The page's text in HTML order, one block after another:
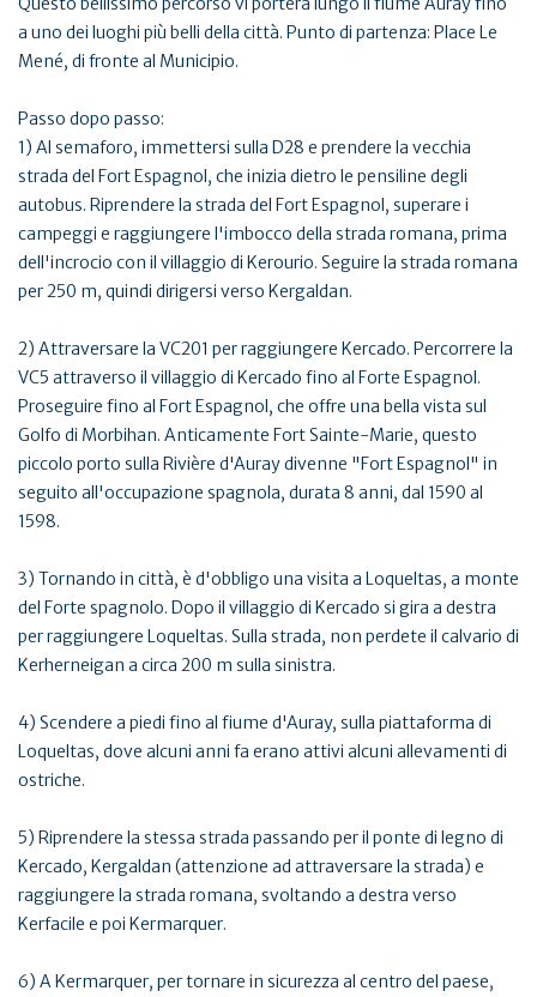
a uno dei luoghi più belli della città. Punto di partenza: Place Le
Mené, di fronte al Municipio.
Passo dopo passo:
1) Al semaforo, immettersi sulla D28 e prendere la vecchia
strada del Fort Espagnol, che inizia dietro le pensiline degli
autobus. Riprendere la strada del Fort Espagnol, superare i
campeggi e raggiungere l'imbocco della strada romana, prima
dell'incrocio con il villaggio di Kerourio. Seguire la strada romana
per 250 m, quindi dirigersi verso Kergaldan.
2) Attraversare la VC201 per raggiungere Kercado. Percorrere la
VC5 attraverso il villaggio di Kercado fino al Forte Espagnol.
Proseguire fino al Fort Espagnol, che offre una bella vista sul
Golfo di Morbihan. Anticamente Fort Sainte-Marie, questo
piccolo porto sulla Rivière d'Auray divenne "Fort Espagnol" in
seguito all'occupazione spagnola, durata 8 anni, dal 1590 al
1598.
3) Tornando in città, è d'obbligo una visita a Loqueltas, a monte
del Forte spagnolo. Dopo il villaggio di Kercado si gira a destra
per raggiungere Loqueltas. Sulla strada, non perdete il calvario di
Kerherneigan a circa 200 m sulla sinistra.
4) Scendere a piedi fino al fiume d'Auray, sulla piattaforma di
Loqueltas, dove alcuni anni fa erano attivi alcuni allevamenti di
ostriche.
5) Riprendere la stessa strada passando per il ponte di legno di
Kercado, Kergaldan (attenzione ad attraversare la strada) e
raggiungere la strada romana, svoltando a destra verso
Kerfacile e poi Kermarquer.
6) A Kermarquer, per tornare in sicurezza al centro del paese,